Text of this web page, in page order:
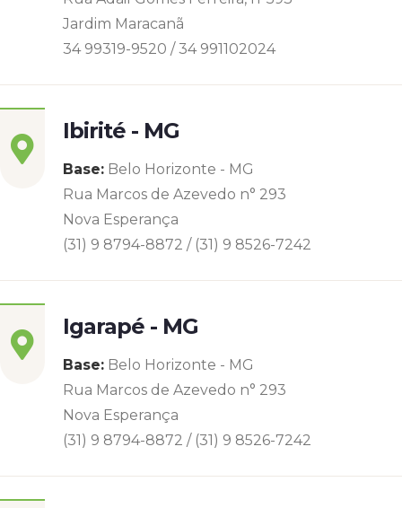
Jardim Maracanã
34 99319-9520 / 34 991102024
Ibirité - MG
Base: Belo Horizonte - MG
Rua Marcos de Azevedo n° 293
Nova Esperança
(31) 9 8794-8872 / (31) 9 8526-7242
Igarapé - MG
Base: Belo Horizonte - MG
Rua Marcos de Azevedo n° 293
Nova Esperança
(31) 9 8794-8872 / (31) 9 8526-7242